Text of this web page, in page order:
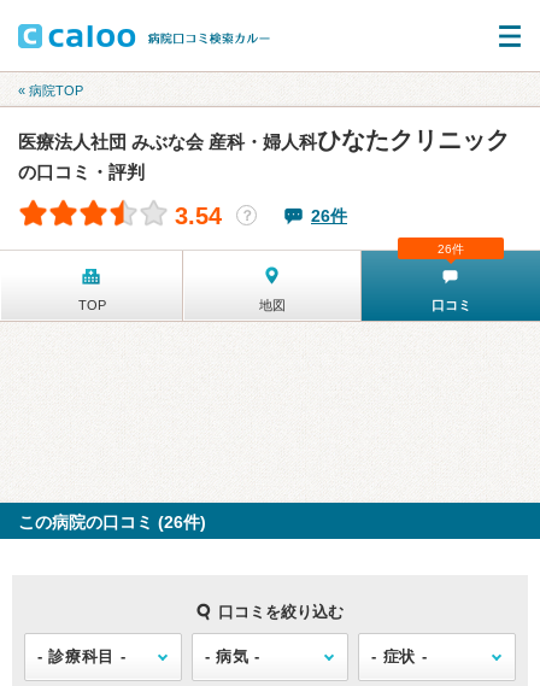
« 病院TOP
医療法人社団 みぶな会 産科・婦人科ひなたクリニック
の口コミ・評判
3.54 ？ 26件
TOP 地図 口コミ
26件
この病院の口コミ (26件)
口コミを絞り込む